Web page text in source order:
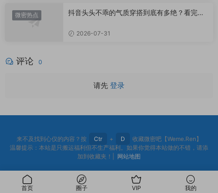
微密热点
抖音头头不乖的气质穿搭到底有多绝？看完想
2026-07-31
评论 0
请先 登录
来不及找到心仪的内容？按 Ctr + D
收藏微密吧【Weme.Ren】
温馨提示：本站是只搬运福利但不生产福利。如果你觉得本站做的不错，请添
加到收藏夹！| 网站地图
首页 圈子 VIP 我的